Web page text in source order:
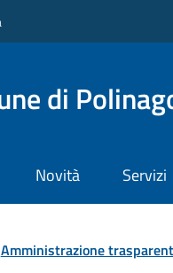
di
Novità Servizi
Amministrazione